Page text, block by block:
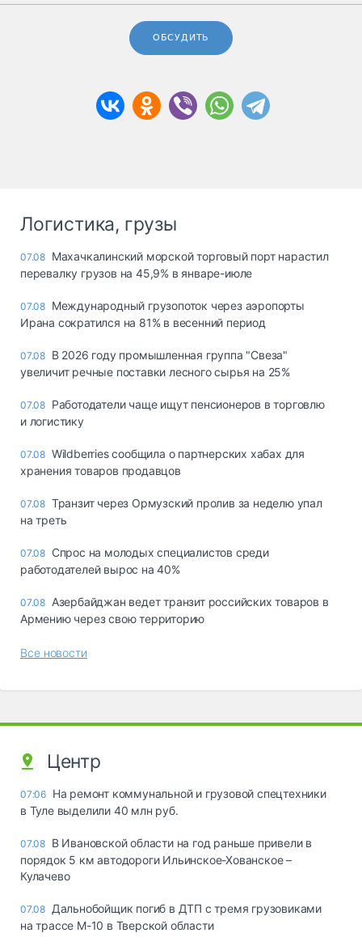
ОБСУДИТЬ
Логистика, грузы
07.08 Махачкалинский морской торговый порт нарастил
перевалку грузов на 45,9% в январе-июле
07.08 Международный грузопоток через аэропорты
Ирана сократился на 81% в весенний период
07.08 В 2026 году промышленная группа "Свеза"
увеличит речные поставки лесного сырья на 25%
07.08 Работодатели чаще ищут пенсионеров в торговлю
и логистику
07.08 Wildberries сообщила о партнерских хабах для
хранения товаров продавцов
07.08 Транзит через Ормузский пролив за неделю упал
на треть
07.08 Спрос на молодых специалистов среди
работодателей вырос на 40%
07.08 Азербайджан ведет транзит российских товаров в
Армению через свою территорию
Все новости
Центр
07:06 На ремонт коммунальной и грузовой спецтехники
в Туле выделили 40 млн руб.
07.08 В Ивановской области на год раньше привели в
порядок 5 км автодороги Ильинское-Хованское –
Кулачево
07.08 Дальнобойщик погиб в ДТП с тремя грузовиками
на трассе М-10 в Тверской области